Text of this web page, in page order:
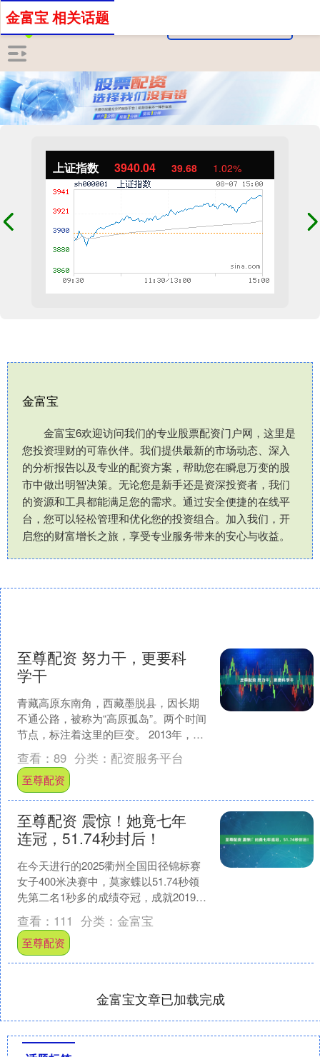
上证指数 3940.04 39.68 1.02%
金富宝
金富宝6欢迎访问我们的专业股票配资门户网，这里是
您投资理财的可靠伙伴。我们提供最新的市场动态、深入
的分析报告以及专业的配资方案，帮助您在瞬息万变的股
市中做出明智决策。无论您是新手还是资深投资者，我们
的资源和工具都能满足您的需求。通过安全便捷的在线平
台，您可以轻松管理和优化您的投资组合。加入我们，开
启您的财富增长之旅，享受专业服务带来的安心与收益。
金富宝 相关话题
至尊配资 努力干，更要科
学干
青藏高原东南角，西藏墨脱县，因长期
不通公路，被称为“高原孤岛”。两个时间
节点，标注着这里的巨变。 2013年，扎
墨公路开通，墨脱甩掉“全国唯一不通公
路县”的帽子....
查看： 89 分类： 配资服务平台
至尊配资
至尊配资 震惊！她竟七年
连冠，51.74秒封后！
在今天进行的2025衢州全国田径锦标赛
女子400米决赛中，莫家蝶以51.74秒领
先第二名1秒多的成绩夺冠，成就2019年
至2025年单项连续七年锦标赛冠军。同
时....
查看： 111 分类： 金富宝
至尊配资
金富宝文章已加载完成